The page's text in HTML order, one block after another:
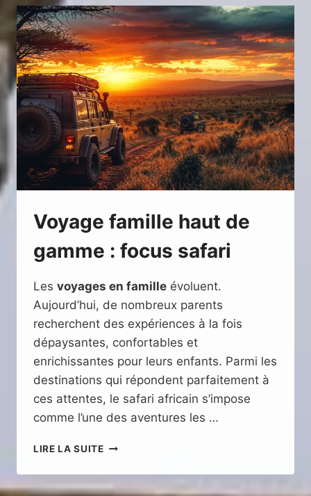
SUR
MESURE
PREMIUM
Voyage famille haut de
gamme : focus safari
Les voyages en famille évoluent.
Aujourd’hui, de nombreux parents
recherchent des expériences à la fois
dépaysantes, confortables et
enrichissantes pour leurs enfants. Parmi les
destinations qui répondent parfaitement à
ces attentes, le safari africain s’impose
comme l’une des aventures les …
LIRE LA SUITEVOYAGE
HAUT
DE